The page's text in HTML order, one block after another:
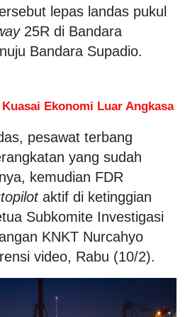
lepas landas pukul
25R di Bandara
Bandara Supadio.
Ekonomi Luar Angkasa
pesawat terbang
yang sudah
kemudian FDR
aktif di ketinggian
Subkomite Investigasi
KNKT Nurcahyo
video, Rabu (10/2).